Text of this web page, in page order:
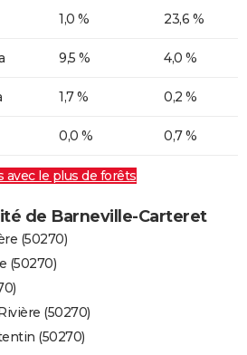
1,0 % 23,6 %
9,5 % 4,0 %
1,7 % 0,2 %
0,0 % 0,7 %
avec le plus de forêts
de Barneville-Carteret
(50270)
(50270)
(50270)
(50270)